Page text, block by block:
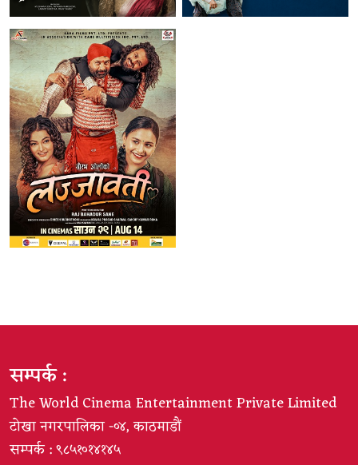
सम्पर्क :
The World Cinema Entertainment Private Limited
टोखा नगरपालिका -०४, काठमाडौं
सम्पर्क : ९८५१०१४१४५